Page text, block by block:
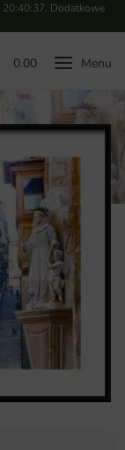
20:40:36. Dodatkowe
0.00